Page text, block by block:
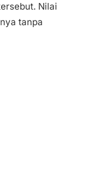
Nilai
tanpa